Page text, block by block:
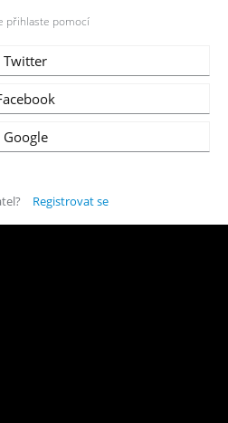
přihlaste pomocí
Twitter
Google
Registrovat se